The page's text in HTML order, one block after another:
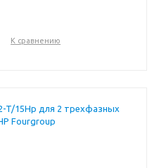
К сравнению